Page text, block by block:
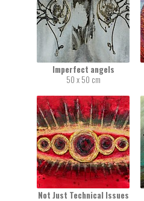
Imperfect angels
50 x 50 cm
Not Just Technical Issues